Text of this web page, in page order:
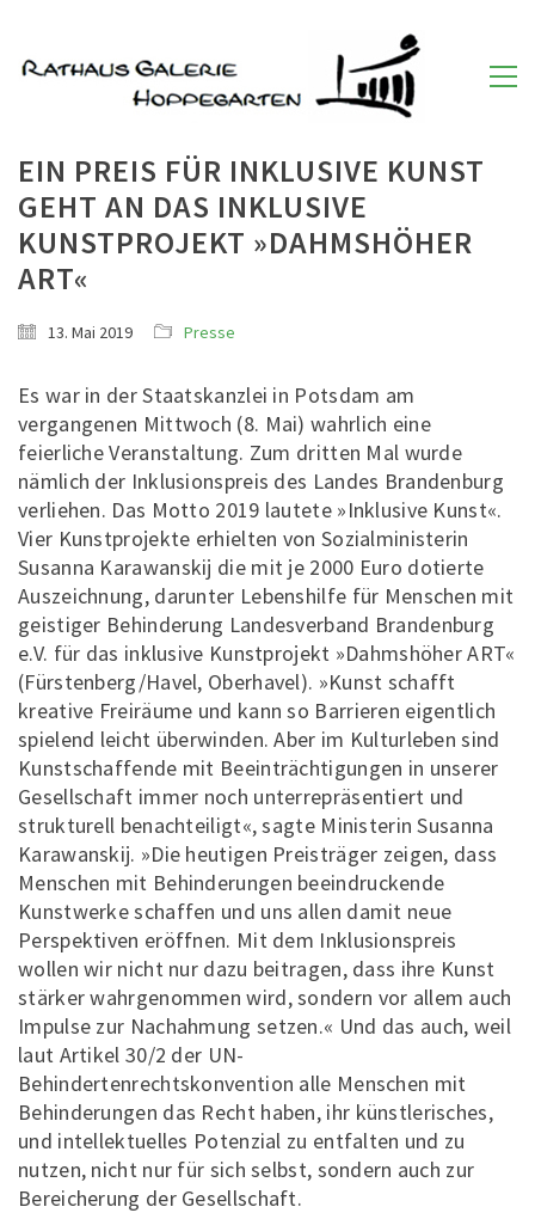
EIN PREIS FÜR INKLUSIVE KUNST
GEHT AN DAS INKLUSIVE
KUNSTPROJEKT »DAHMSHÖHER
ART«
13. Mai 2019 Presse
Es war in der Staatskanzlei in Potsdam am
vergangenen Mittwoch (8. Mai) wahrlich eine
feierliche Veranstaltung. Zum dritten Mal wurde
nämlich der Inklusionspreis des Landes Brandenburg
verliehen. Das Motto 2019 lautete »Inklusive Kunst«.
Vier Kunstprojekte erhielten von Sozialministerin
Susanna Karawanskij die mit je 2000 Euro dotierte
Auszeichnung, darunter Lebenshilfe für Menschen mit
geistiger Behinderung Landesverband Brandenburg
e.V. für das inklusive Kunstprojekt »Dahmshöher ART«
(Fürstenberg/Havel, Oberhavel). »Kunst schafft
kreative Freiräume und kann so Barrieren eigentlich
spielend leicht überwinden. Aber im Kulturleben sind
Kunstschaffende mit Beeinträchtigungen in unserer
Gesellschaft immer noch unterrepräsentiert und
strukturell benachteiligt«, sagte Ministerin Susanna
Karawanskij. »Die heutigen Preisträger zeigen, dass
Menschen mit Behinderungen beeindruckende
Kunstwerke schaffen und uns allen damit neue
Perspektiven eröffnen. Mit dem Inklusionspreis
wollen wir nicht nur dazu beitragen, dass ihre Kunst
stärker wahrgenommen wird, sondern vor allem auch
Impulse zur Nachahmung setzen.« Und das auch, weil
laut Artikel 30/2 der UN-
Behindertenrechtskonvention alle Menschen mit
Behinderungen das Recht haben, ihr künstlerisches,
und intellektuelles Potenzial zu entfalten und zu
nutzen, nicht nur für sich selbst, sondern auch zur
Bereicherung der Gesellschaft.